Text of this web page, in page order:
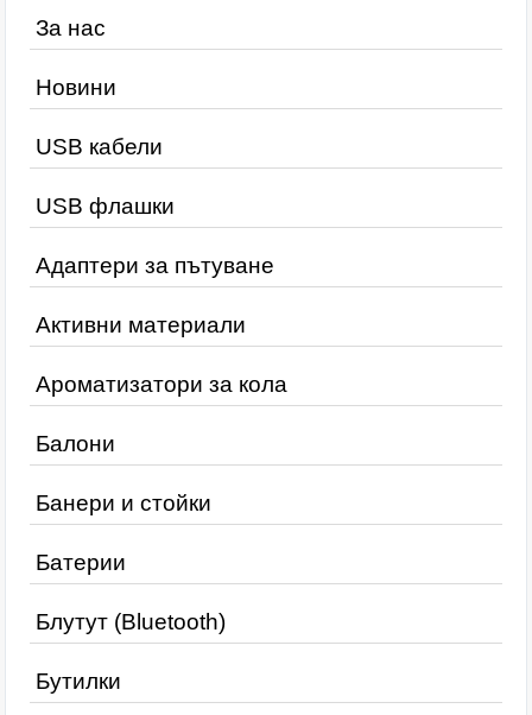
За нас
Новини
USB кабели
USB флашки
Адаптери за пътуване
Активни материали
Ароматизатори за кола
Балони
Банери и стойки
Батерии
Блутут (Bluetooth)
Бутилки